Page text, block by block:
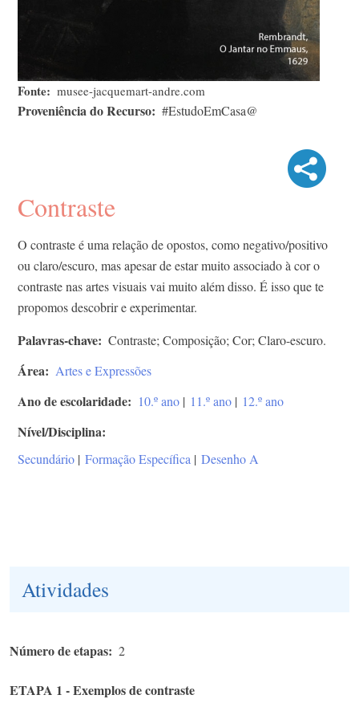
Fonte musee-jacquemart-andre.com
Proveniência do Recurso #EstudoEmCasa@
Contraste
O contraste é uma relação de opostos, como negativo/positivo
ou claro/escuro, mas apesar de estar muito associado à cor o
contraste nas artes visuais vai muito além disso. É isso que te
propomos descobrir e experimentar.
Palavras-chave Contraste; Composição; Cor; Claro-escuro.
Área Artes e Expressões
Ano de escolaridade 10.º ano | 11.º ano | 12.º ano
Nível/Disciplina
Secundário | Formação Específica | Desenho A
Atividades
Número de etapas 2
ETAPA 1 - Exemplos de contraste